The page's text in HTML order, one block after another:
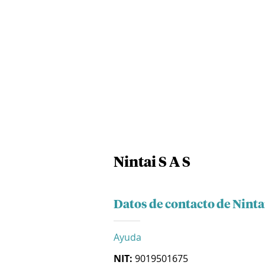
Nintai S A S
Datos de contacto de Nintai
Ayuda
NIT: 9019501675